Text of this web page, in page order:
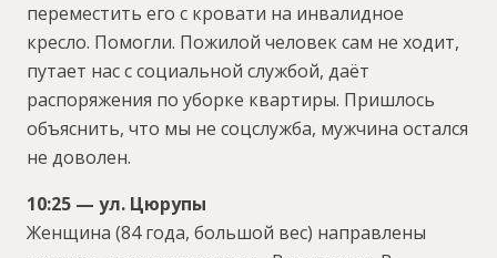
переместить его с кровати на инвалидное
кресло. Помогли. Пожилой человек сам не ходит,
путает нас с социальной службой, даёт
распоряжения по уборке квартиры. Пришлось
объяснить, что мы не соцслужба, мужчина остался
не доволен.
10:25 — ул. Цюрупы
Женщина (84 года, большой вес) направлены